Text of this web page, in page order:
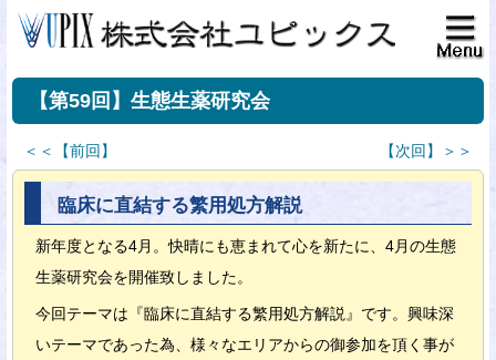
【第59回】生態生薬研究会
＜＜【前回】 【次回】＞＞
臨床に直結する繁用処方解説
新年度となる4月。快晴にも恵まれて心を新たに、4月の生態
生薬研究会を開催致しました。
今回テーマは『臨床に直結する繁用処方解説』です。興味深
いテーマであった為、様々なエリアからの御参加を頂く事が